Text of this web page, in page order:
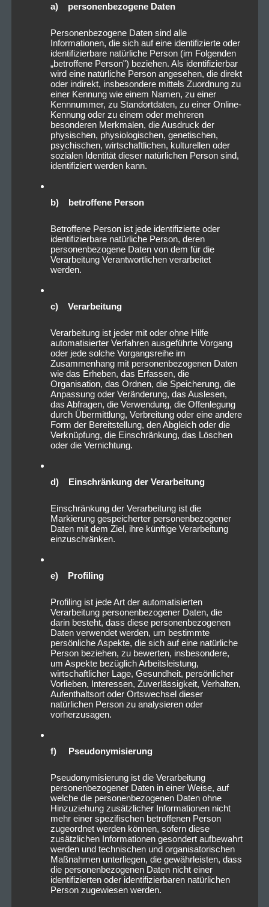
2022_10_15_VirtualSymmetry_
DerHirschNürnberg_Livesound-
2022_10_15_VirtualSymmetry_
DerHirschNürnberg_Livesound-
2022_10_15_VirtualSymmetry_
2022_10_15_VirtualSymmetry_
DerHirschNürnberg_Livesound-
a) personenbezogene Daten
Personenbezogene Daten sind alle
Informationen, die sich auf eine identifizierte oder
identifizierbare natürliche Person (im Folgenden
„betroffene Person") beziehen. Als identifizierbar
wird eine natürliche Person angesehen, die direkt
oder indirekt, insbesondere mittels Zuordnung zu
einer Kennung wie einem Namen, zu einer
Kennnummer, zu Standortdaten, zu einer Online-
Kennung oder zu einem oder mehreren
besonderen Merkmalen, die Ausdruck der
physischen, physiologischen, genetischen,
psychischen, wirtschaftlichen, kulturellen oder
sozialen Identität dieser natürlichen Person sind,
identifiziert werden kann.
b) betroffene Person
Betroffene Person ist jede identifizierte oder
identifizierbare natürliche Person, deren
personenbezogene Daten von dem für die
Verarbeitung Verantwortlichen verarbeitet
werden.
c) Verarbeitung
Verarbeitung ist jeder mit oder ohne Hilfe
automatisierter Verfahren ausgeführte Vorgang
oder jede solche Vorgangsreihe im
Zusammenhang mit personenbezogenen Daten
wie das Erheben, das Erfassen, die
Organisation, das Ordnen, die Speicherung, die
Anpassung oder Veränderung, das Auslesen,
das Abfragen, die Verwendung, die Offenlegung
durch Übermittlung, Verbreitung oder eine andere
Form der Bereitstellung, den Abgleich oder die
Verknüpfung, die Einschränkung, das Löschen
oder die Vernichtung.
d) Einschränkung der Verarbeitung
Einschränkung der Verarbeitung ist die
Markierung gespeicherter personenbezogener
Daten mit dem Ziel, ihre künftige Verarbeitung
einzuschränken.
e) Profiling
Profiling ist jede Art der automatisierten
Verarbeitung personenbezogener Daten, die
darin besteht, dass diese personenbezogenen
Daten verwendet werden, um bestimmte
persönliche Aspekte, die sich auf eine natürliche
Person beziehen, zu bewerten, insbesondere,
um Aspekte bezüglich Arbeitsleistung,
wirtschaftlicher Lage, Gesundheit, persönlicher
Vorlieben, Interessen, Zuverlässigkeit, Verhalten,
Aufenthaltsort oder Ortswechsel dieser
natürlichen Person zu analysieren oder
vorherzusagen.
f) Pseudonymisierung
Pseudonymisierung ist die Verarbeitung
personenbezogener Daten in einer Weise, auf
welche die personenbezogenen Daten ohne
Hinzuziehung zusätzlicher Informationen nicht
mehr einer spezifischen betroffenen Person
zugeordnet werden können, sofern diese
zusätzlichen Informationen gesondert aufbewahrt
werden und technischen und organisatorischen
Maßnahmen unterliegen, die gewährleisten, dass
die personenbezogenen Daten nicht einer
identifizierten oder identifizierbaren natürlichen
Person zugewiesen werden.